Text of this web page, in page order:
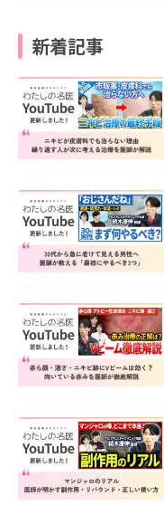
新着記事